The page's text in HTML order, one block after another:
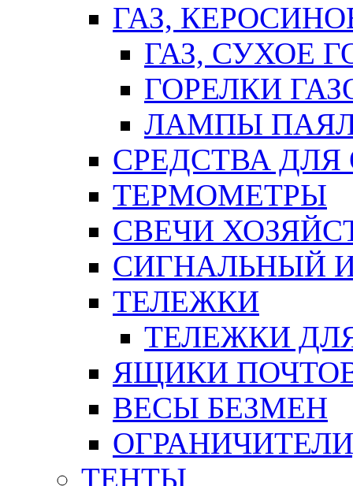
ГАЗ,
ГАЗ, СУХОЕ
ГОРЕЛКИ
ЛАМПЫ
СРЕДСТВА
ТЕРМОМЕТРЫ
СВЕЧИ
СИГНАЛЬНЫЙ
ТЕЛЕЖКИ
ТЕЛЕЖКИ
ЯЩИКИ
ВЕСЫ БЕЗМЕН
ТЕНТЫ